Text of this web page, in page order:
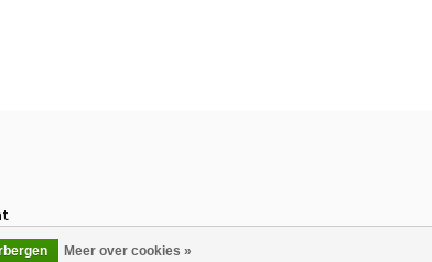
Meer over cookies »